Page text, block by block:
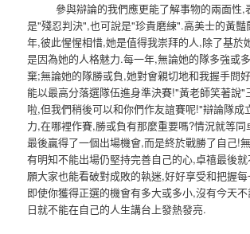
參與辯論的我們應更能了解事物的兩面性,
是"殘忍判決",也可說是"珍貴磨練".高美士的黃豔
年,彼此惺惺相惜,她是值得我崇拜的人,除了基於
是因為她的人格魅力.每一年,無論她的隊多強或
棄;無論她的隊勝或負,她對會親切地和我握手問
能以最高分落選隊伍進身準決賽!"黃老師笑著說"
啦,但我們稍後可以和你們作友誼賽呢!"辯論隊成
力,在哪裡作賽,勝或負有那麼重要嗎?情況就等
最後贏得了一個出場機會,而是終於戰勝了自己!
有明知不能出場仍堅持完善自己的心,卓禧最後
願大家也能看破對成敗的執迷,好好享受和把握
即使你獲得正選的機會有多大或多小,沒有今天
日就不能在自己的人生講台上發熱發亮.